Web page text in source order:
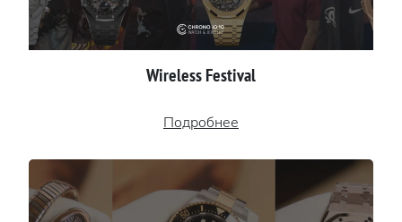
Wireless Festival
Подробнее